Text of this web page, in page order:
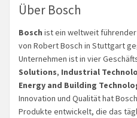
Über Bosch
Bosch ist ein weltweit
von Robert Bosch in Stuttgart
Unternehmen ist in vier
Solutions, Industrial
Energy and Building
Innovation und Qualität hat
Produkte entwickelt, die das